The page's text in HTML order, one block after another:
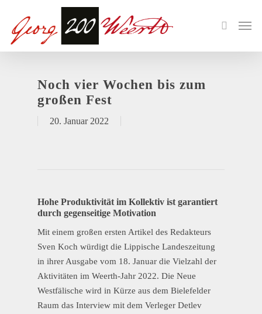
Noch vier Wochen bis zum
großen Fest
20. Januar 2022
Hohe Produktivität im Kollektiv ist garantiert
durch gegenseitige Motivation
Mit einem großen ersten Artikel des Redakteurs
Sven Koch würdigt die Lippische Landeszeitung
in ihrer Ausgabe vom 18. Januar die Vielzahl der
Aktivitäten im Weerth-Jahr 2022. Die Neue
Westfälische wird in Kürze aus dem Bielefelder
Raum das Interview mit dem Verleger Detlev